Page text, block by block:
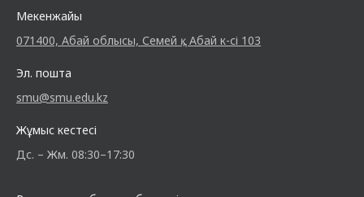
Мекенжайы
071400, Абай облысы, Семей қ., Абай к-сі 103
Эл. пошта
smu@smu.edu.kz
Жұмыс кестесі
Дс. – Жм. 08:30–17:30